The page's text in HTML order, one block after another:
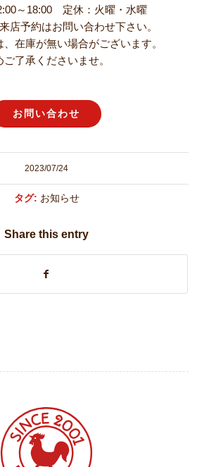
～18:00 定休：火曜・水曜
店予約はお問い合わせ下さい。
在庫が無い場合がございます。
ご了承くださいませ。
お問い合わせ
2023/07/24
タグ: お知らせ
Share this entry